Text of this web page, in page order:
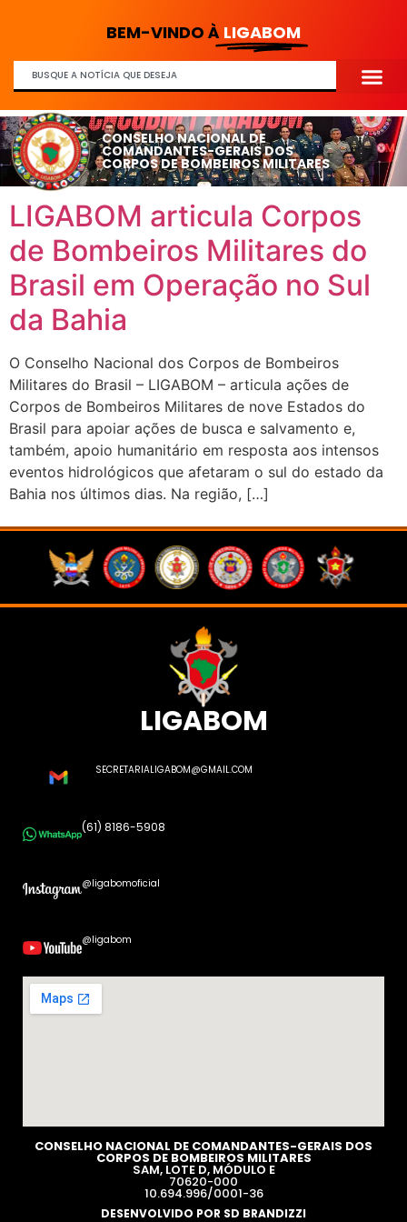
BEM-VINDO À LIGABOM
CONSELHO NACIONAL DE
COMANDANTES-GERAIS DOS
CORPOS DE BOMBEIROS MILITARES
LIGABOM articula Corpos
de Bombeiros Militares do
Brasil em Operação no Sul
da Bahia
O Conselho Nacional dos Corpos de Bombeiros
Militares do Brasil – LIGABOM – articula ações de
Corpos de Bombeiros Militares de nove Estados do
Brasil para apoiar ações de busca e salvamento e,
também, apoio humanitário em resposta aos intensos
eventos hidrológicos que afetaram o sul do estado da
Bahia nos últimos dias. Na região, […]
LIGABOM
SECRETARIALIGABOM@GMAIL.COM
(61) 8186-5908
@ligabomoficial
@ligabom
CONSELHO NACIONAL DE COMANDANTES-GERAIS DOS
CORPOS DE BOMBEIROS MILITARES​
SAM, LOTE D, MÓDULO E
70620-000
10.694.996/0001-36
DESENVOLVIDO POR SD BRANDIZZI